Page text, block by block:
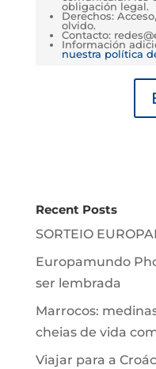
obligación legal.
Derechos:
olvido.
Contacto:
Información
nuestra política
Recent Posts
SORTEIO
Europamundo
ser lembrada
Marrocos:
cheias de vida
Viajar para a